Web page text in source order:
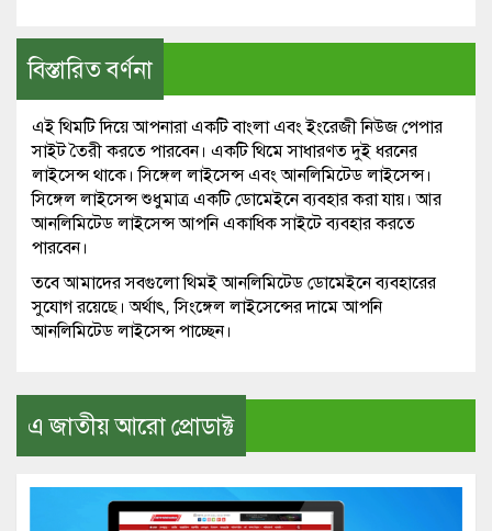
বিস্তারিত বর্ণনা
এই থিমটি দিয়ে আপনারা একটি বাংলা এবং ইংরেজী নিউজ পেপার
সাইট তৈরী করতে পারবেন। একটি থিমে সাধারণত দুই ধরনের
লাইসেন্স থাকে। সিঙ্গেল লাইসেন্স এবং আনলিমিটেড লাইসেন্স।
সিঙ্গেল লাইসেন্স শুধুমাত্র একটি ডোমেইনে ব্যবহার করা যায়। আর
আনলিমিটেড লাইসেন্স আপনি একাধিক সাইটে ব্যবহার করতে
পারবেন।
তবে আমাদের সবগুলো থিমই আনলিমিটেড ডোমেইনে ব্যবহারের
সুযোগ রয়েছে। অর্থাৎ, সিংঙ্গেল লাইসেন্সের দামে আপনি
আনলিমিটেড লাইসেন্স পাচ্ছেন।
এ জাতীয় আরো প্রোডাক্ট